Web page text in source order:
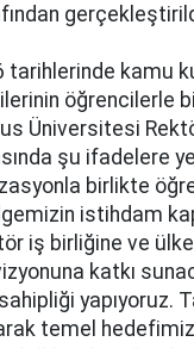
tarihlerinde kamu
öğrencilerle
Üniversitesi
şu ifadelere
birlikte
istihdam
iş birliğine ve
katkı
yapıyoruz.
temel